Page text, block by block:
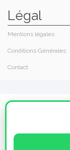
Légal
Contact
Mentions légales
Conditions Générales